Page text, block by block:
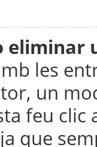
eliminar
les
un
feu clic
que